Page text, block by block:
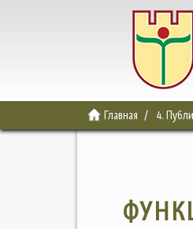
Главная 4.